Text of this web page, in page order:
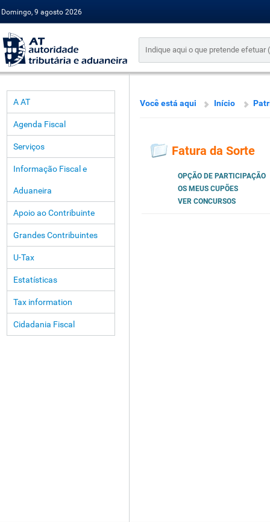
Domingo, 9 agosto 2026
A AT
Agenda Fiscal
Serviços
Informação Fiscal e
Aduaneira
Apoio ao Contribuinte
Grandes Contribuintes
U-Tax
Estatísticas
Tax information
Cidadania Fiscal
Você está aqui Início
Fatura da Sorte
OPÇÃO DE PARTICIPAÇÃO
OS MEUS CUPÕES
VER CONCURSOS